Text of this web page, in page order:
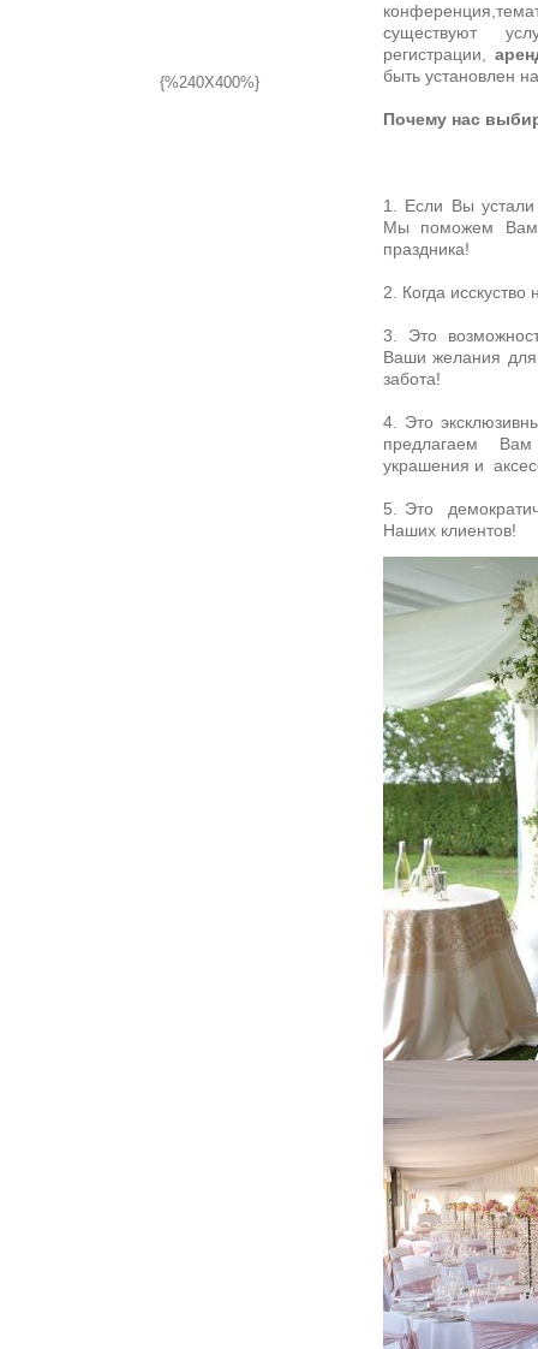
{%240X400%}
существуют
регистрации,
быть установлен
Почему нас
1. Если Вы
Мы поможем Вам
праздника!
2. Когда
3. Это
Ваши желания
забота!
4. Это
предлагаем
украшения и
5. Это
Наших клиентов!